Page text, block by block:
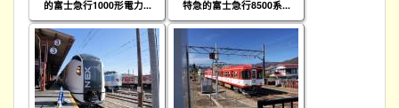
的富士急行1000形電力...
特急的富士急行8500系...